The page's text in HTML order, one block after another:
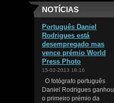
NOTÍCIAS
Português Daniel
Rodrigues está
desempregado mas
vence prémio World
Press Photo
15-02-2013 18:16
O fotógrafo português
Daniel Rodrigues ganhou
o primeiro prémio da